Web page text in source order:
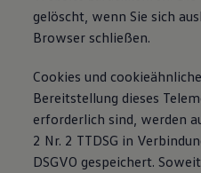
gelöscht, wenn Sie sich
Browser schließen.
Cookies und
Bereitstellung dieses
erforderlich sind, werden
2 Nr. 2 TTDSG in
DSGVO gespeichert.